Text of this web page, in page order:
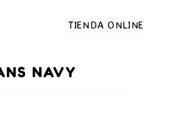
TIENDA ONLINE
NAVY